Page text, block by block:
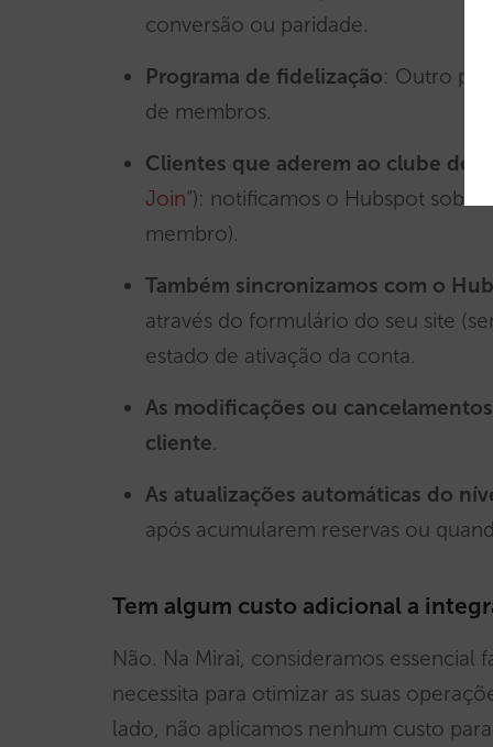
conversão ou paridade.
Programa de fidelização: Outro
de membros.
Clientes que aderem ao clube de
Join“): notificamos o Hubspot sobre
membro).
Também sincronizamos com o
através do formulário do seu site
estado de ativação da conta.
As modificações ou
cliente.
As atualizações automáticas do
após acumularem reservas ou
Tem algum custo adicional a
Não. Na Mirai, consideramos
necessita para otimizar as suas
lado, não aplicamos nenhum custo